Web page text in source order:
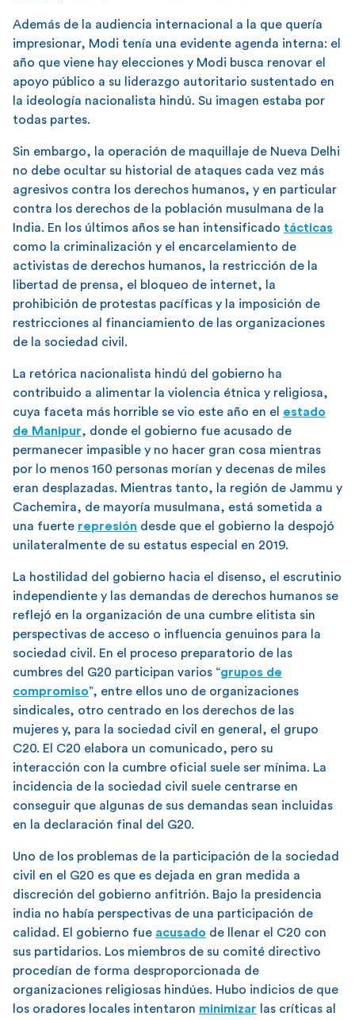
Además de la audiencia internacional a la que quería
impresionar, Modi tenía una evidente agenda interna: el
año que viene hay elecciones y Modi busca renovar el
apoyo público a su liderazgo autoritario sustentado en
la ideología nacionalista hindú. Su imagen estaba por
todas partes.
Sin embargo, la operación de maquillaje de Nueva Delhi
no debe ocultar su historial de ataques cada vez más
agresivos contra los derechos humanos, y en particular
contra los derechos de la población musulmana de la
India. En los últimos años se han intensificado tácticas
como la criminalización y el encarcelamiento de
activistas de derechos humanos, la restricción de la
libertad de prensa, el bloqueo de internet, la
prohibición de protestas pacíficas y la imposición de
restricciones al financiamiento de las organizaciones
de la sociedad civil.
La retórica nacionalista hindú del gobierno ha
contribuido a alimentar la violencia étnica y religiosa,
cuya faceta más horrible se vio este año en el estado
de Manipur, donde el gobierno fue acusado de
permanecer impasible y no hacer gran cosa mientras
por lo menos 160 personas morían y decenas de miles
eran desplazadas. Mientras tanto, la región de Jammu y
Cachemira, de mayoría musulmana, está sometida a
una fuerte represión desde que el gobierno la despojó
unilateralmente de su estatus especial en 2019.
La hostilidad del gobierno hacia el disenso, el escrutinio
independiente y las demandas de derechos humanos se
reflejó en la organización de una cumbre elitista sin
perspectivas de acceso o influencia genuinos para la
sociedad civil. En el proceso preparatorio de las
cumbres del G20 participan varios “grupos de
compromiso”, entre ellos uno de organizaciones
sindicales, otro centrado en los derechos de las
mujeres y, para la sociedad civil en general, el grupo
C20. El C20 elabora un comunicado, pero su
interacción con la cumbre oficial suele ser mínima. La
incidencia de la sociedad civil suele centrarse en
conseguir que algunas de sus demandas sean incluidas
en la declaración final del G20.
Uno de los problemas de la participación de la sociedad
civil en el G20 es que es dejada en gran medida a
discreción del gobierno anfitrión. Bajo la presidencia
india no había perspectivas de una participación de
calidad. El gobierno fue acusado de llenar el C20 con
sus partidarios. Los miembros de su comité directivo
procedían de forma desproporcionada de
organizaciones religiosas hindúes. Hubo indicios de que
los oradores locales intentaron minimizar las críticas al